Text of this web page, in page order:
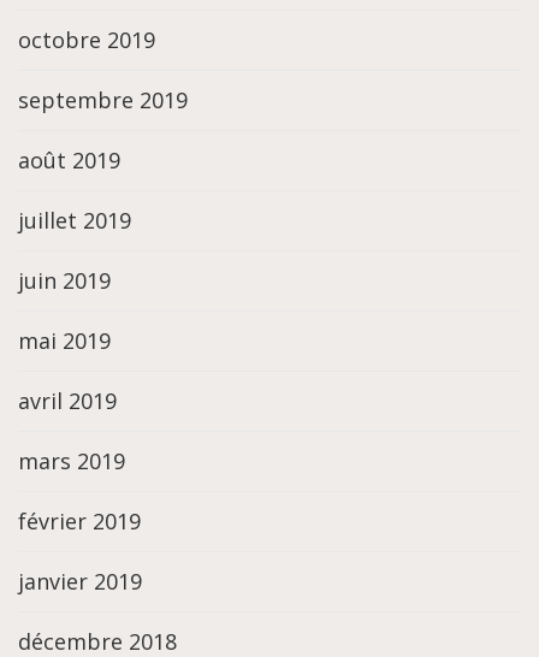
octobre 2019
septembre 2019
août 2019
juillet 2019
juin 2019
mai 2019
avril 2019
mars 2019
février 2019
janvier 2019
décembre 2018